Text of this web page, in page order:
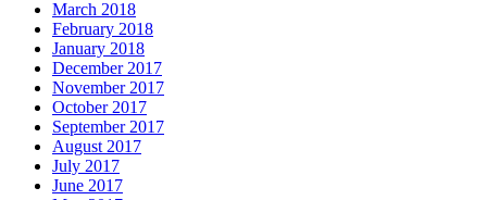
March 2018
February 2018
January 2018
December 2017
November 2017
October 2017
September 2017
August 2017
July 2017
June 2017